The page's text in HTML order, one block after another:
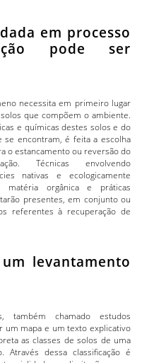
em processo
pode ser
necessita em primeiro lugar
que compõem o ambiente.
e químicas destes solos e do
se encontram, é feita a escolha
o estancamento ou reversão do
Técnicas envolvendo
nativas e ecologicamente
matéria orgânica e práticas
presentes, em conjunto ou
referentes à recuperação de
levantamento
também chamado estudos
um mapa e um texto explicativo
as classes de solos de uma
Através dessa classificação é